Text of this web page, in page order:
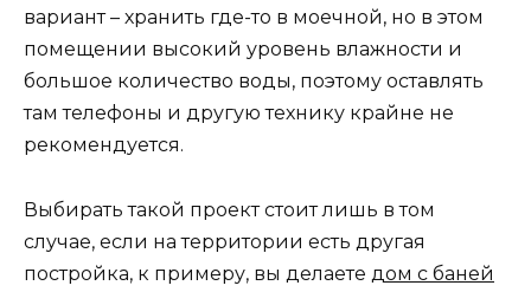
вариант – хранить где-то в моечной, но в этом
помещении высокий уровень влажности и
большое количество воды, поэтому оставлять
там телефоны и другую технику крайне не
рекомендуется.
Выбирать такой проект стоит лишь в том
случае, если на территории есть другая
постройка, к примеру, вы делаете дом с баней